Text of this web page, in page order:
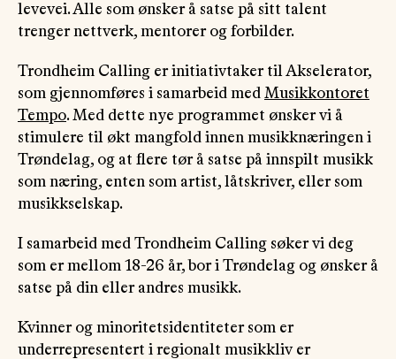
levevei. Alle som ønsker å satse på sitt talent
trenger nettverk, mentorer og forbilder.
Trondheim Calling er initiativtaker til Akselerator,
som gjennomføres i samarbeid med Musikkontoret
Tempo. Med dette nye programmet ønsker vi å
stimulere til økt mangfold innen musikknæringen i
Trøndelag, og at flere tør å satse på innspilt musikk
som næring, enten som artist, låtskriver, eller som
musikkselskap.
I samarbeid med Trondheim Calling søker vi deg
som er mellom 18-26 år, bor i Trøndelag og ønsker å
satse på din eller andres musikk.
Kvinner og minoritetsidentiteter som er
underrepresentert i regionalt musikkliv er